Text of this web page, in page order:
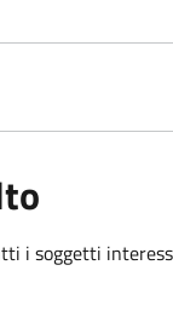
i soggetti